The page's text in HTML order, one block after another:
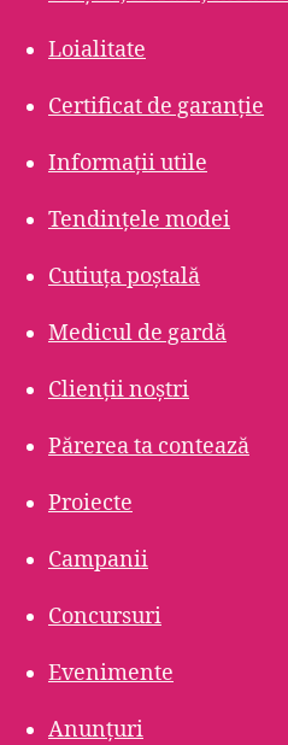
Loialitate
Certificat de garanție
Informații utile
Tendințele modei
Cutiuța poștală
Medicul de gardă
Clienții noștri
Părerea ta contează
Proiecte
Campanii
Concursuri
Evenimente
Anunțuri